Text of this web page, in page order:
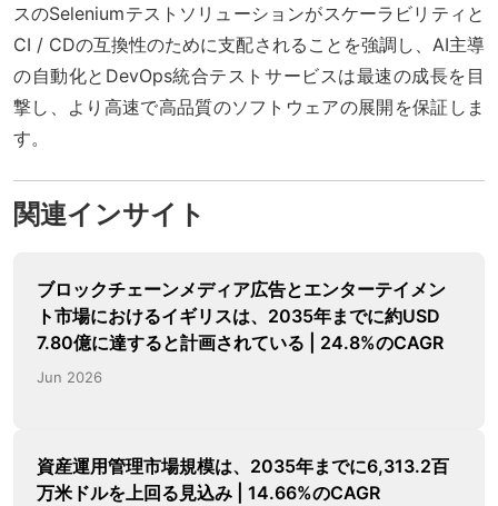
スのSeleniumテストソリューションがスケーラビリティと
CI / CDの互換性のために支配されることを強調し、AI主導
の自動化とDevOps統合テストサービスは最速の成長を目
撃し、より高速で高品質のソフトウェアの展開を保証しま
す。
関連インサイト
ブロックチェーンメディア広告とエンターテイメン
ト市場におけるイギリスは、2035年までに約USD
7.80億に達すると計画されている | 24.8%のCAGR
Jun 2026
資産運用管理市場規模は、2035年までに6,313.2百
万米ドルを上回る見込み | 14.66%のCAGR